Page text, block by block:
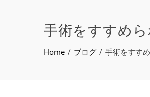
手術をすすめ
Home ブログ 手術をすす